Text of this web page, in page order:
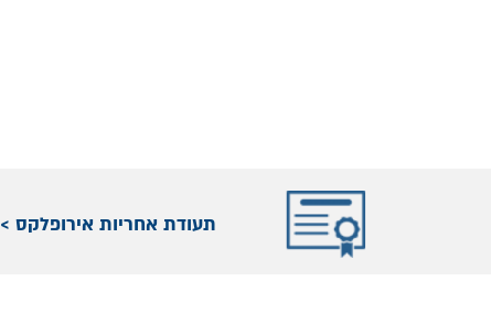
תעודת אחריות אירופלקס >